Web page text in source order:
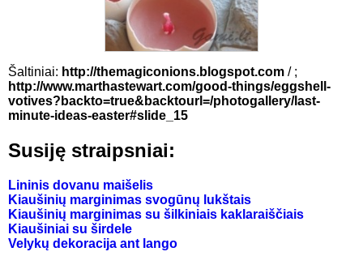
Šaltiniai: http://themagiconions.blogspot.com / ;
http://www.marthastewart.com/good-things/eggshell-
votives?backto=true&backtourl=/photogallery/last-
minute-ideas-easter#slide_15
Susiję straipsniai:
Lininis dovanu maišelis
Kiaušinių marginimas svogūnų lukštais
Kiaušinių marginimas su šilkiniais kaklaraiščiais
Kiaušiniai su širdele
Velykų dekoracija ant lango